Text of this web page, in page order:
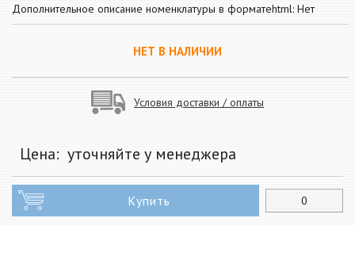
Дополнительное описание номенклатуры в форматеhtml: Нет
НЕТ В НАЛИЧИИ
Условия доставки / оплаты
Цена: уточняйте у менеджера
Купить